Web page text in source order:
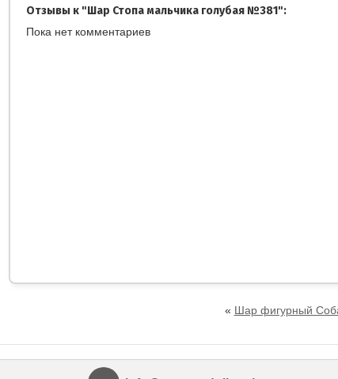
Отзывы к "Шар Стопа мальчика голубая №381":
Пока нет комментариев
« Шар фигурный